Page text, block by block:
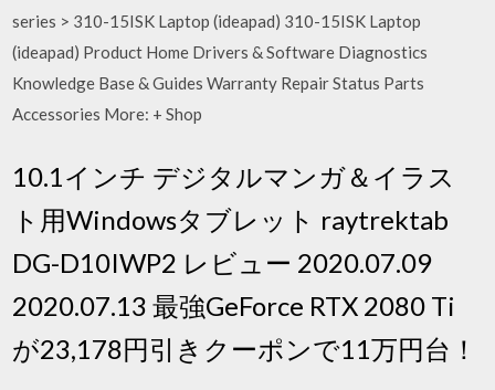
series > 310-15ISK Laptop (ideapad) 310-15ISK Laptop
(ideapad) Product Home Drivers & Software Diagnostics
Knowledge Base & Guides Warranty Repair Status Parts
Accessories More: + Shop
10.1インチ デジタルマンガ＆イラス
ト用Windowsタブレット raytrektab
DG-D10IWP2 レビュー 2020.07.09
2020.07.13 最強GeForce RTX 2080 Ti
が23,178円引きクーポンで11万円台！